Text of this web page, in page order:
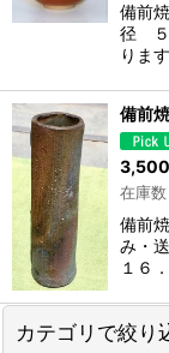
備前
径 ５
りま
備前
3,500
在庫数
備前
み・
１６
カテゴリで絞り